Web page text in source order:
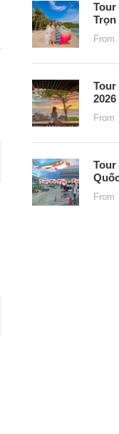
Tour
Trọn
From
Tour
2026
From
Tour
From